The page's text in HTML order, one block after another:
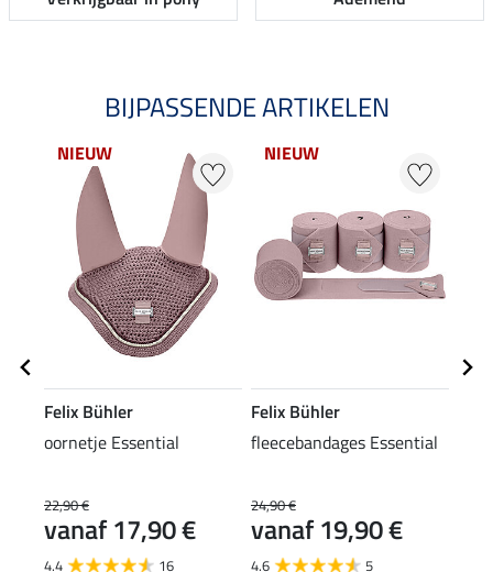
BIJPASSENDE ARTIKELEN
NIEUW
Felix Bühler
oornetje Essential
22,90 €
vanaf 17,90 €
4.4 16
NIEUW
Felix Bühler
fleecebandages Essential
24,90 €
vanaf 19,90 €
4.6 5